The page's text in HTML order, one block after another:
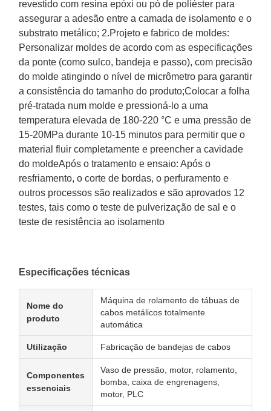
revestido com resina epóxi ou pó de poliéster para
assegurar a adesão entre a camada de isolamento e o
substrato metálico; 2.Projeto e fabrico de moldes:
Personalizar moldes de acordo com as especificações
da ponte (como sulco, bandeja e passo), com precisão
do molde atingindo o nível de micrômetro para garantir
a consistência do tamanho do produto;Colocar a folha
pré-tratada num molde e pressioná-lo a uma
temperatura elevada de 180-220 °C e uma pressão de
15-20MPa durante 10-15 minutos para permitir que o
material fluir completamente e preencher a cavidade
do moldeApós o tratamento e ensaio: Após o
resfriamento, o corte de bordas, o perfuramento e
outros processos são realizados e são aprovados 12
testes, tais como o teste de pulverização de sal e o
teste de resistência ao isolamento
Especificações técnicas
Nome do
produto
Máquina de rolamento de tábuas de
cabos metálicos totalmente
automática
Utilização Fabricação de bandejas de cabos
Componentes
essenciais
Vaso de pressão, motor, rolamento,
bomba, caixa de engrenagens,
motor, PLC